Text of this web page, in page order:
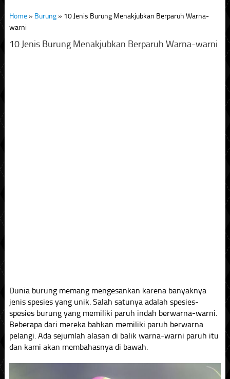
Home» Burung» 10 Jenis Burung Menakjubkan Berparuh Warna-
warni
10 Jenis Burung Menakjubkan Berparuh Warna-warni
Dunia burung memang mengesankan karena banyaknya
jenis spesies yang unik. Salah satunya adalah spesies-
spesies burung yang memiliki paruh indah berwarna-warni.
Beberapa dari mereka bahkan memiliki paruh berwarna
pelangi. Ada sejumlah alasan di balik warna-warni paruh itu
dan kami akan membahasnya di bawah.